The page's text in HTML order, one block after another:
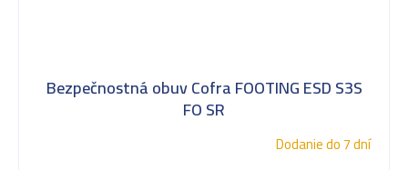
Bezpečnostná obuv Cofra FOOTING ESD S3S
FO SR
Dodanie do 7 dní